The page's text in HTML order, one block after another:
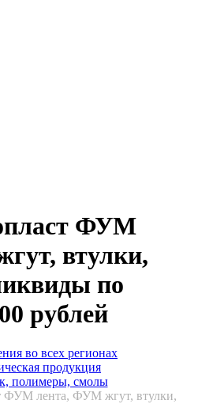
ФУМ
втулки,
по
рублей
во всех регионах
продукция
полимеры, смолы
ФУМ лента, ФУМ жгут, втулки,